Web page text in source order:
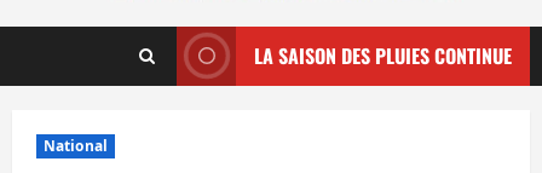
LA SAISON DES PLUIES CONTINUE
National